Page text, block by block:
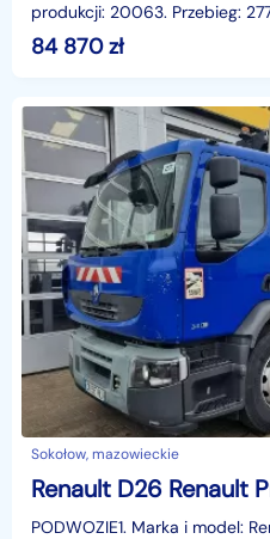
produkcji: 20063. Przebieg:
10 518 cm³5. Dopuszczalna
84 870zł
Sokołow, mazowieckie
PODWOZIE1. Marka i model: